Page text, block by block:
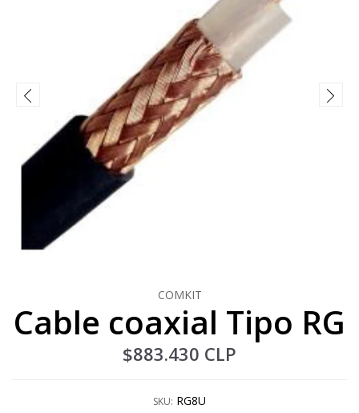
COMKIT
Cable coaxial Tipo RG
$883.430 CLP
SKU: RG8U